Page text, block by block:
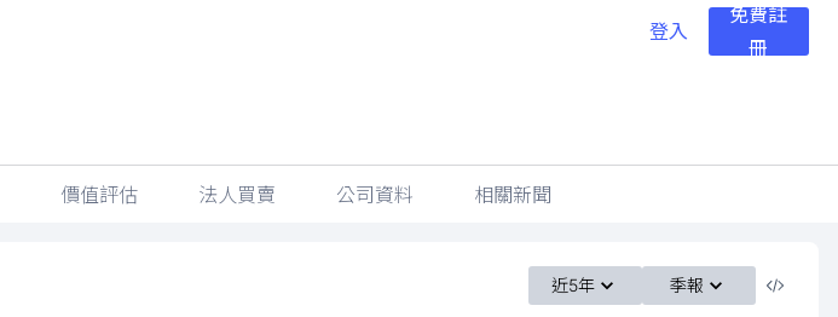
登入
免費註
冊
價值評估 法人買賣 公司資料 相關新聞
近5年 季報